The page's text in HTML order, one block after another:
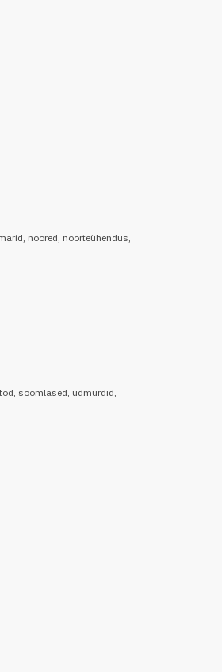
, noored, noorteühendus,
, soomlased, udmurdid,